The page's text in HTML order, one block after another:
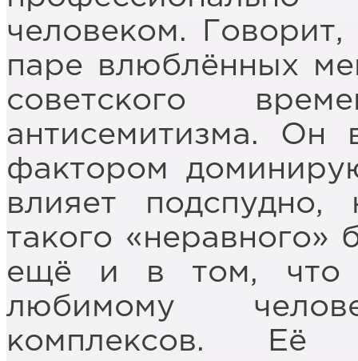
человеком.
паре влюблённых
советского
антисемитизма. Он
фактором
влияет
такого «неравного»
ещё и в том, что
любимому
комплексов. Её